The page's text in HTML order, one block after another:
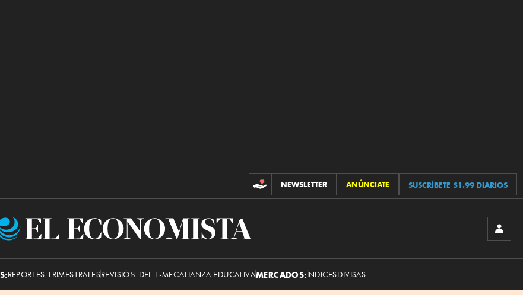
CONTRIBUCIONES
NEWSLETTER ANÚNCIATE SUSCRÍBETE $1.99 DIARIOS
El
REPORTES TRIMESTRALESREVISIÓN DEL T-MECALIANZA EDUCATIVAMERCADOS:ÍNDICESDIVISAS